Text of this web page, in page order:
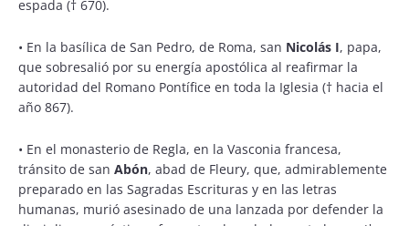
espada († 670).
• En la basílica de San Pedro, de Roma, san Nicolás I, papa,
que sobresalió por su energía apostólica al reafirmar la
autoridad del Romano Pontífice en toda la Iglesia († hacia el
año 867).
• En el monasterio de Regla, en la Vasconia francesa,
tránsito de san Abón, abad de Fleury, que, admirablemente
preparado en las Sagradas Escrituras y en las letras
humanas, murió asesinado de una lanzada por defender la